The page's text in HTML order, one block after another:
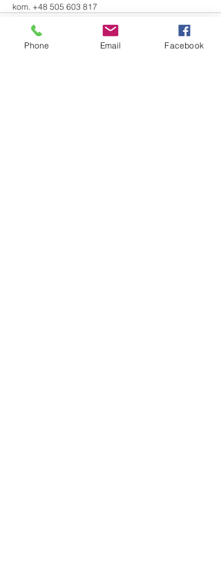
kom. +48 505 603 817
Phone Email Facebook